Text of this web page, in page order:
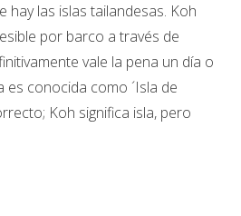
hay las islas tailandesas. Koh
por barco a través de
vale la pena un día o
es conocida como ´Isla de
Koh significa isla, pero